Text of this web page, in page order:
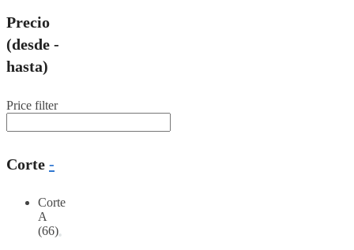
Precio
(desde -
hasta)
Price filter
Corte -
Corte
A
(66)